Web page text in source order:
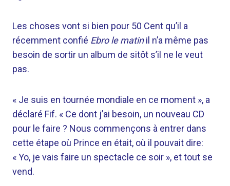
Les choses vont si bien pour 50 Cent qu’il a
récemment confié Ebro le matinil n’a même pas
besoin de sortir un album de sitôt s’il ne le veut
pas.
« Je suis en tournée mondiale en ce moment », a
déclaré Fif. « Ce dont j’ai besoin, un nouveau CD
pour le faire ? Nous commençons à entrer dans
cette étape où Prince en était, où il pouvait dire:
« Yo, je vais faire un spectacle ce soir », et tout se
vend.